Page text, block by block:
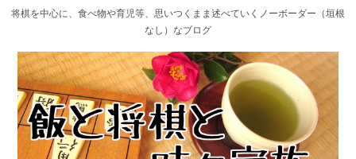
将棋を中心に、食べ物や育児等、思いつくまま述べていくノーボーダー（垣根
なし）なブログ